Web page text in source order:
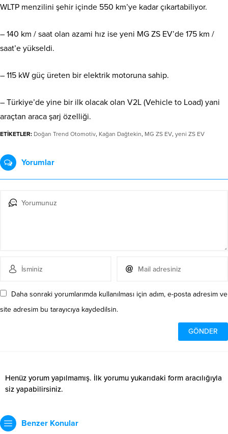
WLTP menzilini şehir içinde 550 km’ye kadar çıkartabiliyor.
– 140 km / saat olan azami hız ise yeni MG ZS EV’de 175 km /
saat’e yükseldi.
– 115 kW güç üreten bir elektrik motoruna sahip.
– Türkiye’de yine bir ilk olacak olan V2L (Vehicle to Load) yani
araçtan araca şarj özelliği.
ETİKETLER: Doğan Trend Otomotiv, Kağan Dağtekin, MG ZS EV, yeni ZS EV
Yorumlar
Daha sonraki yorumlarımda kullanılması için adım, e-posta adresim ve
site adresim bu tarayıcıya kaydedilsin.
Henüz yorum yapılmamış. İlk yorumu yukarıdaki form aracılığıyla
siz yapabilirsiniz.
Benzer Konular